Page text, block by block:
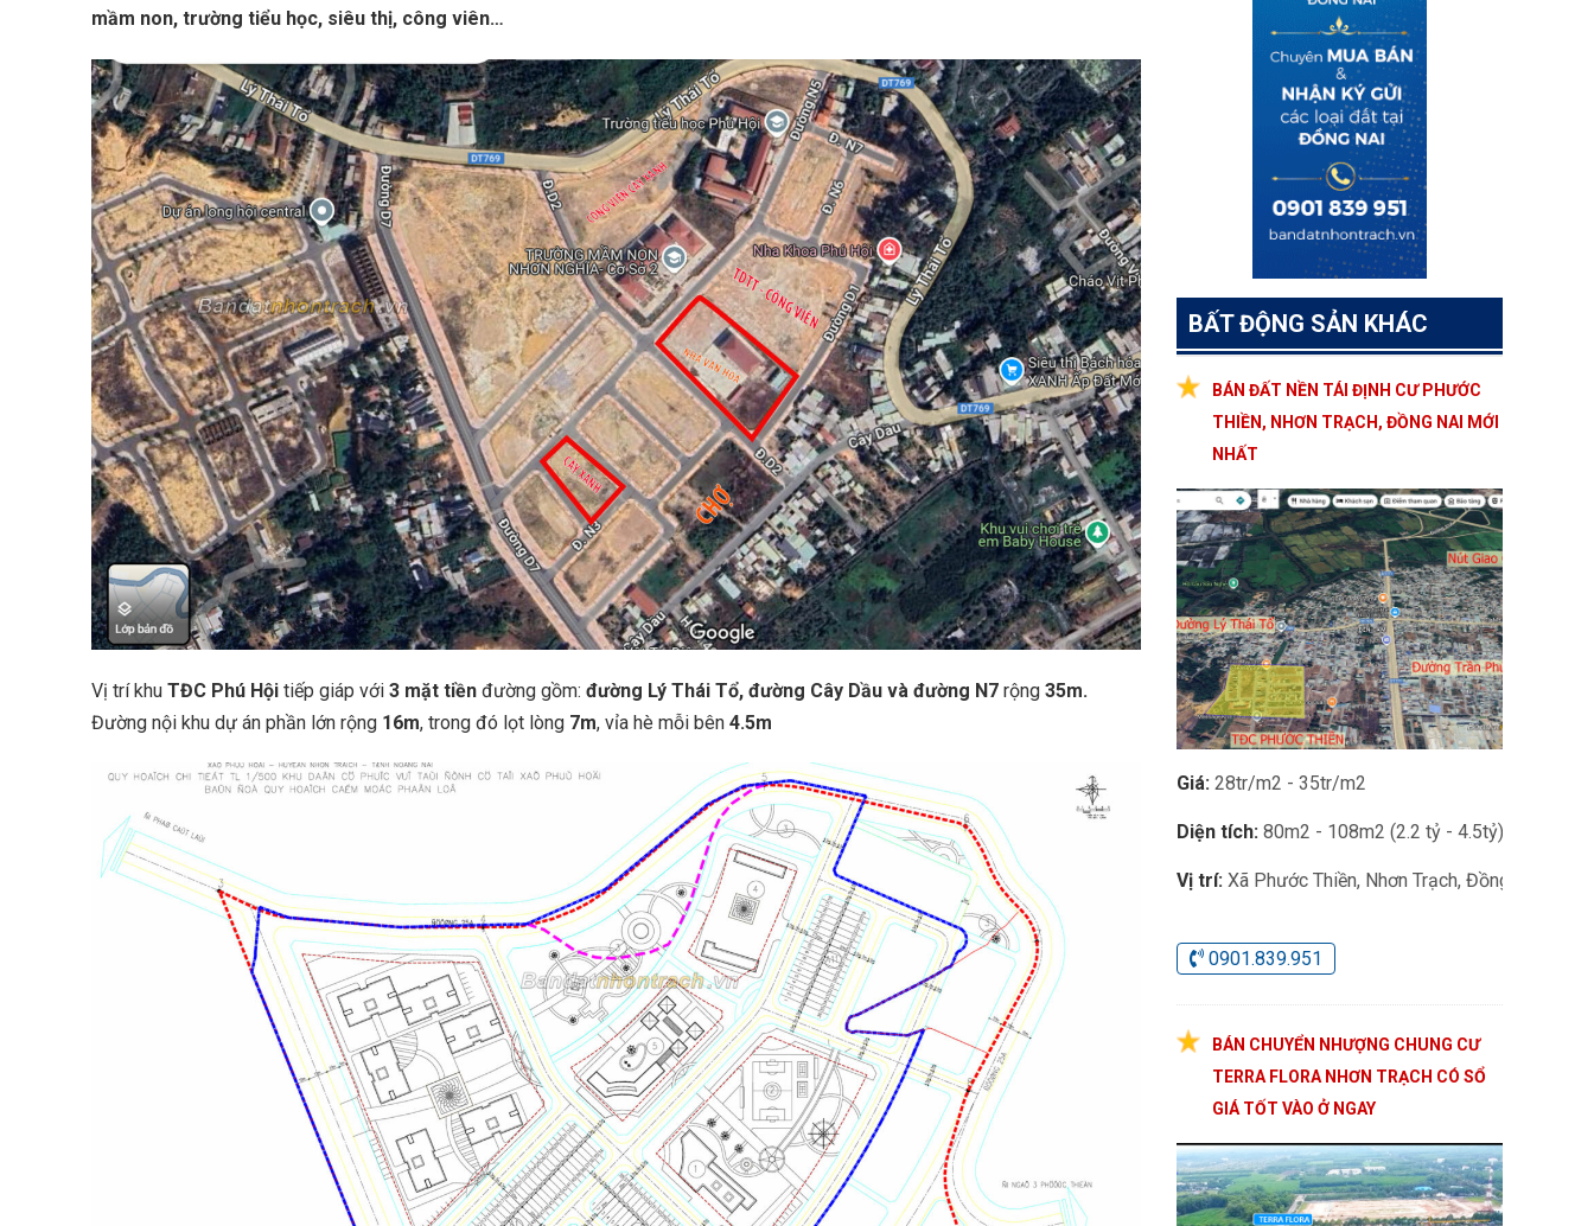
mầm non, trường tiểu học, siêu thị, công viên…
Vị trí khu TĐC Phú Hội tiếp giáp với 3 mặt tiền đường gồm: đường Lý Thái Tổ, đường Cây Dầu và đường N7 rộng 35m.
Đường nội khu dự án phần lớn rộng 16m, trong đó lọt lòng 7m, vỉa hè mỗi bên 4.5m
BẤT ĐỘNG SẢN KHÁC
BÁN ĐẤT NỀN TÁI ĐỊNH CƯ PHƯỚC
THIỀN, NHƠN TRẠCH, ĐỒNG NAI MỚI
NHẤT
Giá: 28tr/m2 - 35tr/m2
Diện tích: 80m2 - 108m2 (2.2 tỷ - 4.5tỷ)
Vị trí: Xã Phước Thiền, Nhơn Trạch, Đồng Nai
0901.839.951
BÁN CHUYỂN NHƯỢNG CHUNG CƯ
TERRA FLORA NHƠN TRẠCH CÓ SỔ
GIÁ TỐT VÀO Ở NGAY